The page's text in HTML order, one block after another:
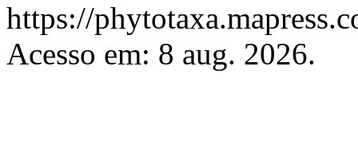
https://
Acesso em: 8 aug. 2026.